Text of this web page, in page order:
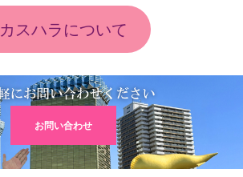
カスハラについて
お問い合わせ